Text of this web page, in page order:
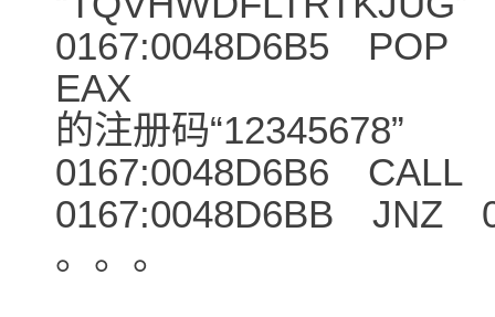
0167:0048D6B5 POP
EAX <--
的注册码“12345678”
0167:0048D6B6 CALL
0167:0048D6BB JNZ
。。。